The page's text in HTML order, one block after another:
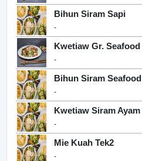
Bihun Siram Sapi
-
Kwetiaw Gr. Seafood
-
Bihun Siram Seafood
-
Kwetiaw Siram Ayam
-
Mie Kuah Tek2
-